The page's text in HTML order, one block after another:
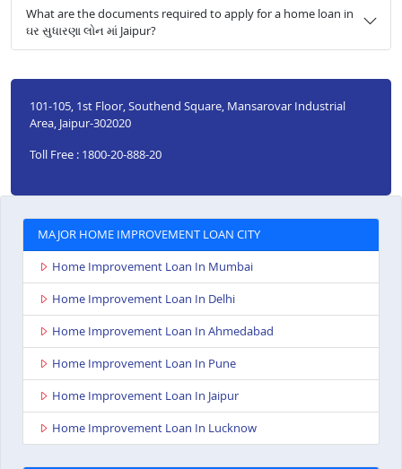
What are the documents required to apply for a home loan in
ઘર સુધારણા લોન માં Jaipur?
101-105, 1st Floor, Southend Square, Mansarovar Industrial
Area, Jaipur-302020
Toll Free : 1800-20-888-20
MAJOR HOME IMPROVEMENT LOAN CITY
Home Improvement Loan In Mumbai
Home Improvement Loan In Delhi
Home Improvement Loan In Ahmedabad
Home Improvement Loan In Pune
Home Improvement Loan In Jaipur
Home Improvement Loan In Lucknow